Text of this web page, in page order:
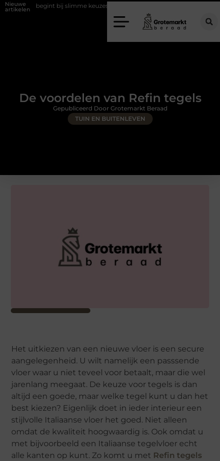
Nieuwe
artikelenbij slimme keuzes Waarom kiezen voor een rijschool in
De voordelen van Refin tegels
TUIN EN BUITENLEVEN
Gepubliceerd Door Grotemarkt Beraad
Het uitkiezen van een nieuwe vloer is een secure
aangelegenheid. U wilt namelijk een passsende
vloer waar u niet teveel voor betaalt, maar die wel
jarenlang meegaat. De keuze voor tegels is dan
altijd een goede, maar welke tegel kunt u dan het
best kiezen? Eigenlijk doet in ieder interieur een
stijlvolle Italiaanse vloer het goed. Niet alleen
omdat de kwaliteit hoogwaardig is. Ook omdat u
met bijvoorbeeld een Italiaanse tegelvloer echt
alle kanten op kunt. Zo komt u met Refin tegels